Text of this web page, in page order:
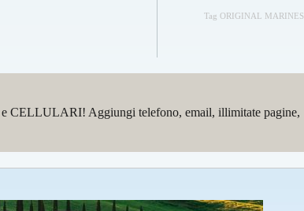
Tag ORIGINAL MARINES
CELLULARI! Aggiungi telefono, email, illimitate pagine,